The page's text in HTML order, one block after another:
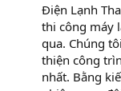
Điện Lạnh
thi công máy
qua. Chúng
thiện công
nhất. Bằng